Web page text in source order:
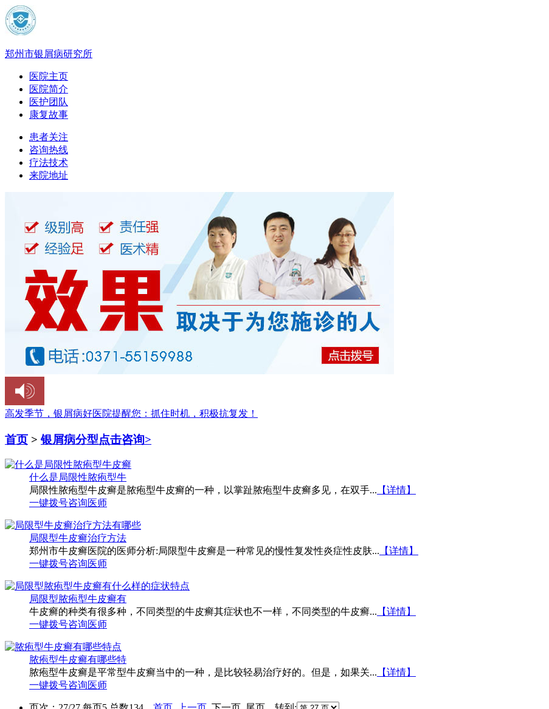
郑州市银屑病研究所
医院主页
医院简介
医护团队
康复故事
患者关注
咨询热线
疗法技术
来院地址
高发季节，银屑病好医院提醒您： 抓住时机，积极抗复发！
首页 >银屑病分型点击咨询>
什么是局限性脓疱型牛
局限性脓疱型牛皮癣是脓疱型牛皮癣的一种，以掌趾脓疱型牛皮癣多见，在双手... 【详情】
一键拨号咨询医师
局限型牛皮癣治疗方法
郑州市牛皮癣医院的医师分析:局限型牛皮癣是一种常见的慢性复发性炎症性皮肤... 【详情】
一键拨号咨询医师
局限型脓疱型牛皮癣有
牛皮癣的种类有很多种，不同类型的牛皮癣其症状也不一样，不同类型的牛皮癣... 【详情】
一键拨号咨询医师
脓疱型牛皮癣有哪些特
脓疱型牛皮癣是平常型牛皮癣当中的一种，是比较轻易治疗好的。但是，如果关... 【详情】
一键拨号咨询医师